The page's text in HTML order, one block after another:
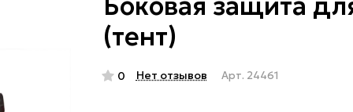
Боковая защита
(тент)
0 Нет отзывов Арт. 24461